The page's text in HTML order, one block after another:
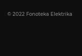
© 2022 Fonoteka Elektrika